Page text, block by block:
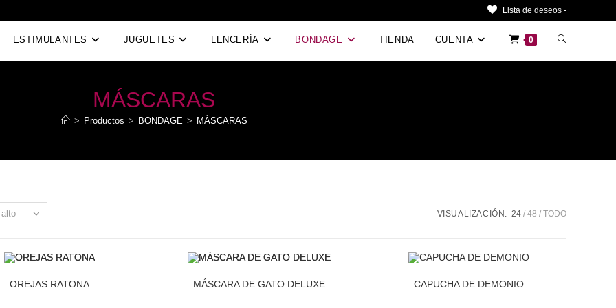
Lista de deseos -
ESTIMULANTES JUGUETES LENCERÍA BONDAGE TIENDA CUENTA 0 Alternar
MÁSCARAS
> Productos > BONDAGE > MÁSCARAS
VISUALIZACIÓN: 24 48 TODO
OREJAS RATONA MÁSCARA DE GATO DELUXE CAPUCHA DE DEMONIO